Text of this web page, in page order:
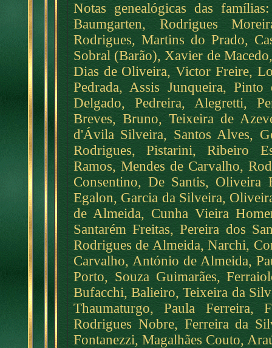
Notas genealógicas das
Baumgarten, Rodrigues
Rodrigues, Martins do Prado,
Sobral (Barão), Xavier de
Dias de Oliveira, Victor Freire,
Pedrada, Assis Junqueira,
Delgado, Pedreira, Alegretti,
Breves, Bruno, Teixeira de
d'Ávila Silveira, Santos Alves,
Rodrigues, Pistarini, Ribeiro
Ramos, Mendes de Carvalho,
Consentino, De Santis, Oliveira
Egalon, Garcia da Silveira,
de Almeida, Cunha Vieira
Santarém Freitas, Pereira dos
Rodrigues de Almeida, Narchi,
Carvalho, António de Almeida,
Porto, Souza Guimarães,
Bufacchi, Balieiro, Teixeira da
Thaumaturgo, Paula Ferreira,
Rodrigues Nobre, Ferreira da
Fontanezzi, Magalhães Couto,